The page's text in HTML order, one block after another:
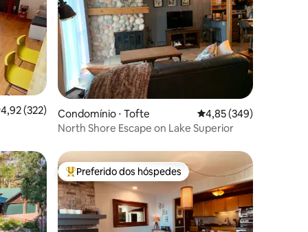
de uma avaliação média de 5, 322 avaliações
4,92 (322)
Condomínio ⋅ Tofte 4,85 de uma avaliação
4,85 (349)
North Shore Escape on Lake Superior
hóspedes Entre os melhores preferidos dos hóspedes
Preferido dos hóspedes